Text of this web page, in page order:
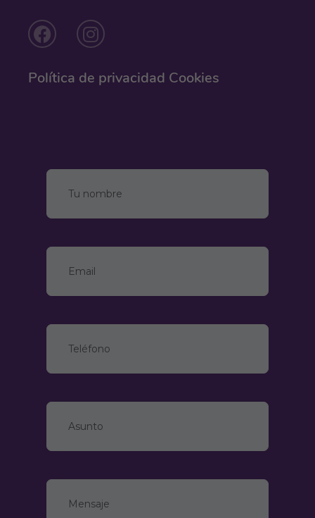
Política de privacidad Cookies